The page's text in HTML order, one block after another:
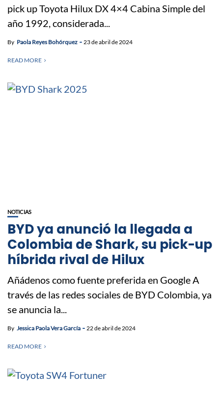
pick up Toyota Hilux DX 4×4 Cabina Simple del
año 1992, considerada...
By Paola Reyes Bohórquez 23 de abril de 2024
READ MORE
NOTICIAS
BYD ya anunció la llegada a
Colombia de Shark, su pick-up
híbrida rival de Hilux
Añádenos como fuente preferida en Google A
través de las redes sociales de BYD Colombia, ya
se anuncia la...
By Jessica Paola Vera García 22 de abril de 2024
READ MORE